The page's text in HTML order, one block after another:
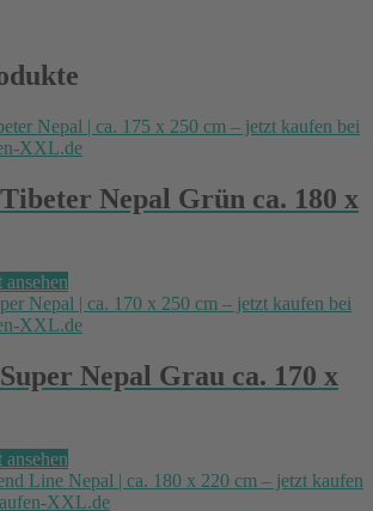
Nepal Grün ca. 180 x
ansehen
Nepal Grau ca. 170 x
ansehen